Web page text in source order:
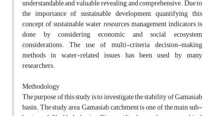
understandable and valuable, revealing and comprehensive. Due to
the importance of sustainable development, quantifying this
concept of sustainable water resources management indicators is
done by considering economic and social ecosystem
considerations. The use of multi-criteria decision-making
methods in water-related issues has been used by many
researchers.
Methodology
The purpose of this study is to investigate the stability of Gamasiab
basin. The study area, Gamasiab catchment is one of the main sub-